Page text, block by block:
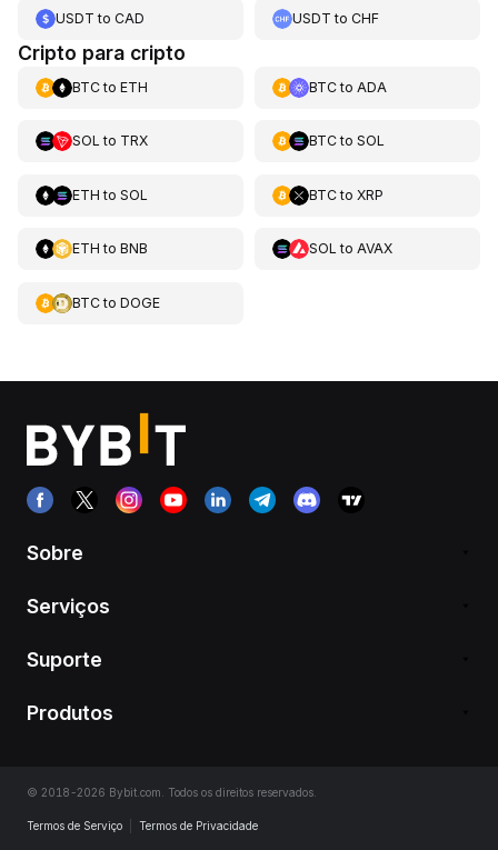
USDT to CAD USDT toCHF
Cripto para cripto
BTCto ETH BTCto ADA
SOL to TRX BTCto SOL
ETH to SOL BTCto XRP
ETH to BNB SOL to AVAX
BTCto DOGE
Sobre
Serviços
Suporte
Produtos
© 2018-2026 Bybit.com. Todos os direitos reservados.
Termos de Serviço Termos de Privacidade